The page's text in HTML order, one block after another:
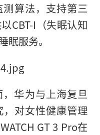
算法，支持第三
CBT-I（失眠认知
眠服务。
华为与上海复旦
对女性健康管理
GT 3 Pro在